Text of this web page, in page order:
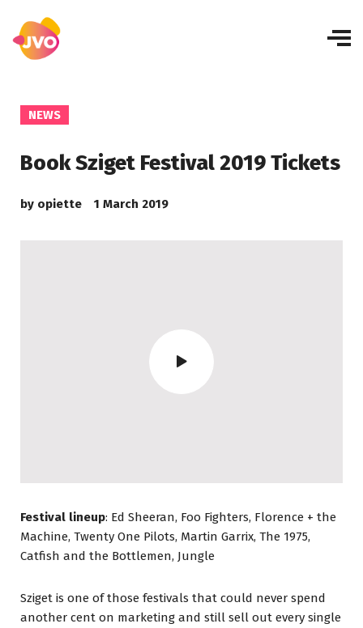
NEWS
Book Sziget Festival 2019 Tickets
by opiette 1 March 2019
Festival lineup: Ed Sheeran, Foo Fighters, Florence + the
Machine, Twenty One Pilots, Martin Garrix, The 1975,
Catfish and the Bottlemen, Jungle
Sziget is one of those festivals that could never spend
another cent on marketing and still sell out every single